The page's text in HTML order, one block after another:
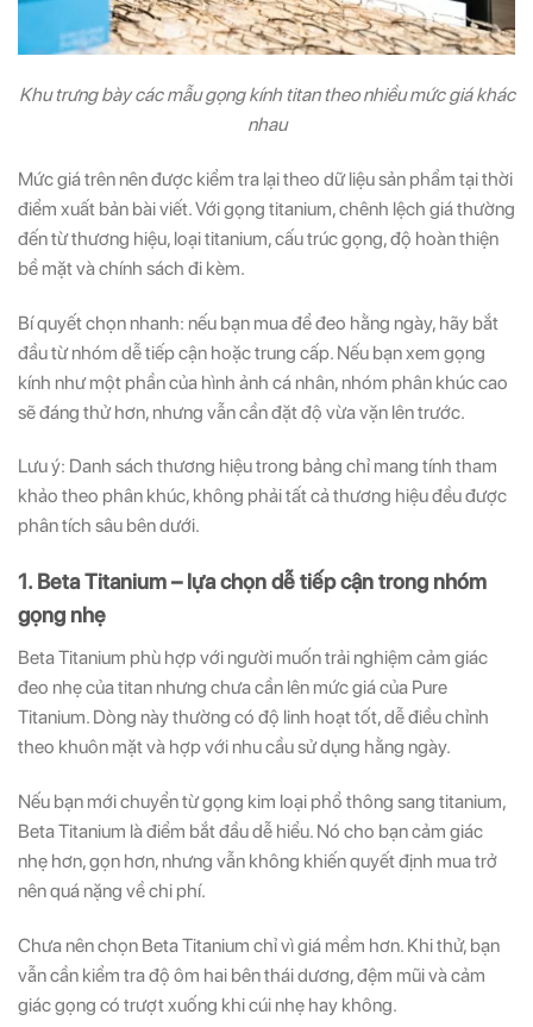
Khu trưng bày các mẫu gọng kính titan theo nhiều mức giá khác
nhau
Mức giá trên nên được kiểm tra lại theo dữ liệu sản phẩm tại thời
điểm xuất bản bài viết. Với gọng titanium, chênh lệch giá thường
đến từ thương hiệu, loại titanium, cấu trúc gọng, độ hoàn thiện
bề mặt và chính sách đi kèm.
Bí quyết chọn nhanh: nếu bạn mua để đeo hằng ngày, hãy bắt
đầu từ nhóm dễ tiếp cận hoặc trung cấp. Nếu bạn xem gọng
kính như một phần của hình ảnh cá nhân, nhóm phân khúc cao
sẽ đáng thử hơn, nhưng vẫn cần đặt độ vừa vặn lên trước.
Lưu ý: Danh sách thương hiệu trong bảng chỉ mang tính tham
khảo theo phân khúc, không phải tất cả thương hiệu đều được
phân tích sâu bên dưới.
1. Beta Titanium – lựa chọn dễ tiếp cận trong nhóm
gọng nhẹ
Beta Titanium phù hợp với người muốn trải nghiệm cảm giác
đeo nhẹ của titan nhưng chưa cần lên mức giá của Pure
Titanium. Dòng này thường có độ linh hoạt tốt, dễ điều chỉnh
theo khuôn mặt và hợp với nhu cầu sử dụng hằng ngày.
Nếu bạn mới chuyển từ gọng kim loại phổ thông sang titanium,
Beta Titanium là điểm bắt đầu dễ hiểu. Nó cho bạn cảm giác
nhẹ hơn, gọn hơn, nhưng vẫn không khiến quyết định mua trở
nên quá nặng về chi phí.
Chưa nên chọn Beta Titanium chỉ vì giá mềm hơn. Khi thử, bạn
vẫn cần kiểm tra độ ôm hai bên thái dương, đệm mũi và cảm
giác gọng có trượt xuống khi cúi nhẹ hay không.